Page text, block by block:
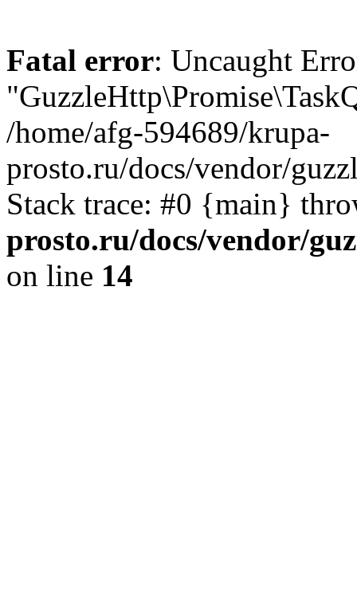
Fatal error: Uncaught
/home/afg-594689/krupa-
prosto.ru/docs/vendor/
Stack trace: #0 {main}
prosto.ru/docs/vendor/
on line 14